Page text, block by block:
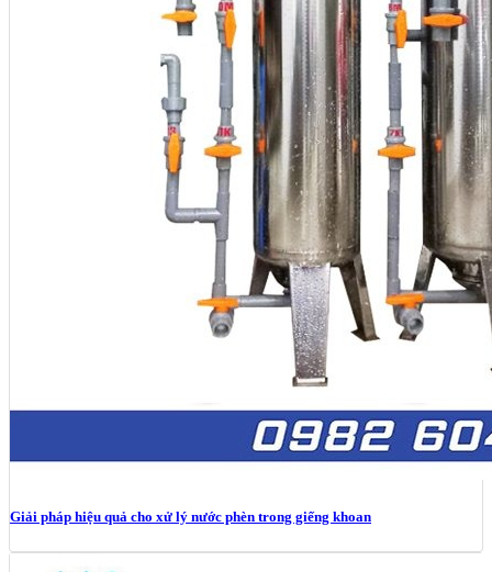
Giải pháp hiệu quả cho xử lý nước phèn trong giếng khoan